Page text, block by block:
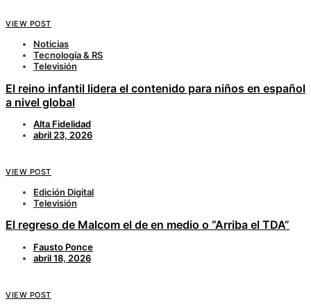
VIEW POST
Noticias
Tecnología & RS
Televisión
El reino infantil lidera el contenido para niños en español
a nivel global
Alta Fidelidad
abril 23, 2026
VIEW POST
Edición Digital
Televisión
El regreso de Malcom el de en medio o “Arriba el TDA”
Fausto Ponce
abril 18, 2026
VIEW POST